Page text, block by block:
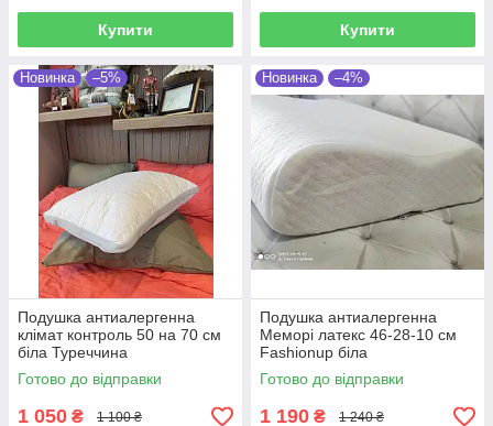
Купити Купити
Новинка –5%
Подушка антиалергенна
клімат контроль 50 на 70 см
біла Туреччина
Готово до відправки
1 050 ₴ 1 100 ₴
Новинка –4%
Подушка антиалергенна
Меморі латекс 46-28-10 см
Fashionup біла
Готово до відправки
1 190 ₴ 1 240 ₴